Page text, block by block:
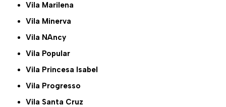
Vila Marilena
Vila Minerva
Vila NAncy
Vila Popular
Vila Princesa Isabel
Vila Progresso
Vila Santa Cruz